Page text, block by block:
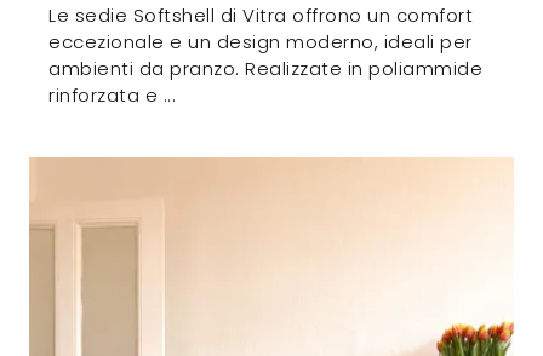
Le sedie Softshell di Vitra offrono un comfort
eccezionale e un design moderno, ideali per
ambienti da pranzo. Realizzate in poliammide
rinforzata e ...